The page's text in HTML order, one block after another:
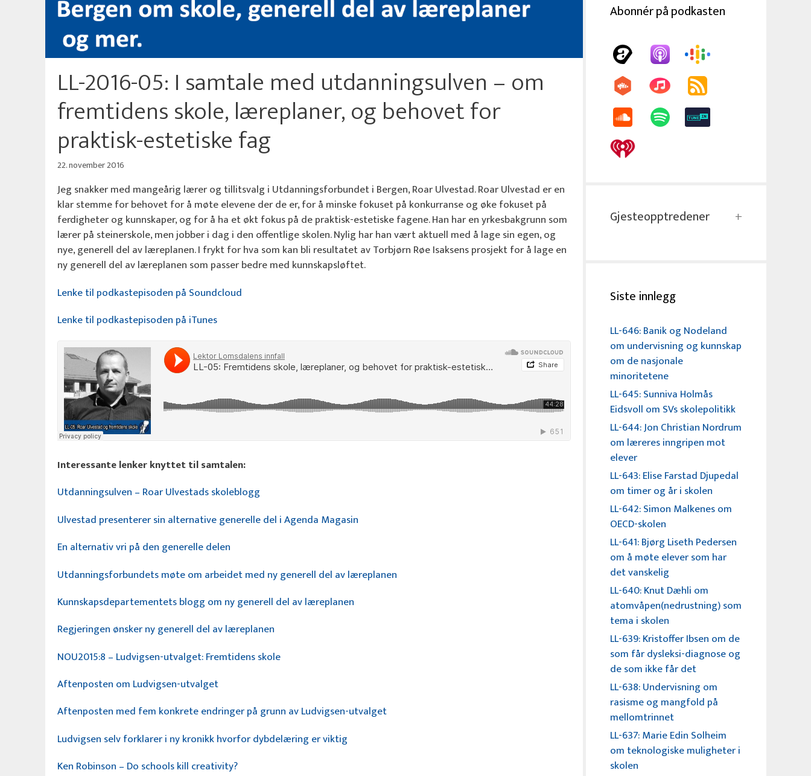
LL-2016-05: I samtale med utdanningsulven – om
fremtidens skole, læreplaner, og behovet for
praktisk-estetiske fag
22. november 2016
Jeg snakker med mangeårig lærer og tillitsvalg i Utdanningsforbundet i Bergen, Roar Ulvestad. Roar Ulvestad er en
klar stemme for behovet for å møte elevene der de er, for å minske fokuset på konkurranse og øke fokuset på
ferdigheter og kunnskaper, og for å ha et økt fokus på de praktisk-estetiske fagene. Han har en yrkesbakgrunn som
lærer på steinerskole, men jobber i dag i den offentlige skolen. Nylig har han vært aktuell med å lage sin egen, og
nye, generell del av læreplanen. I frykt for hva som kan bli resultatet av Torbjørn Røe Isaksens prosjekt for å lage en
ny generell del av læreplanen som passer bedre med kunnskapsløftet.
Lenke til podkastepisoden på Soundcloud
Lenke til podkastepisoden på iTunes
Interessante lenker knyttet til samtalen:
Utdanningsulven – Roar Ulvestads skoleblogg
Ulvestad presenterer sin alternative generelle del i Agenda Magasin
En alternativ vri på den generelle delen
Utdanningsforbundets møte om arbeidet med ny generell del av læreplanen
Kunnskapsdepartementets blogg om ny generell del av læreplanen
Regjeringen ønsker ny generell del av læreplanen
NOU2015:8 – Ludvigsen-utvalget: Fremtidens skole
Aftenposten om Ludvigsen-utvalget
Aftenposten med fem konkrete endringer på grunn av Ludvigsen-utvalget
Ludvigsen selv forklarer i ny kronikk hvorfor dybdelæring er viktig
Ken Robinson – Do schools kill creativity?
Abonnér på podkasten
Gjesteopptredener
Siste innlegg
LL-646: Banik og Nodeland
om undervisning og kunnskap
om de nasjonale
minoritetene
LL-645: Sunniva Holmås
Eidsvoll om SVs skolepolitikk
LL-644: Jon Christian Nordrum
om læreres inngripen mot
elever
LL-643: Elise Farstad Djupedal
om timer og år i skolen
LL-642: Simon Malkenes om
OECD-skolen
LL-641: Bjørg Liseth Pedersen
om å møte elever som har
det vanskelig
LL-640: Knut Dæhli om
atomvåpen(nedrustning) som
tema i skolen
LL-639: Kristoffer Ibsen om de
som får dysleksi-diagnose og
de som ikke får det
LL-638: Undervisning om
rasisme og mangfold på
mellomtrinnet
LL-637: Marie Edin Solheim
om teknologiske muligheter i
skolen